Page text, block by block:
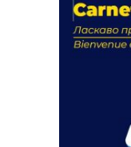
actions
18
FEUILLETER